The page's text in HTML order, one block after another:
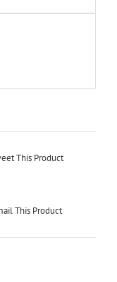
This Product
This Product